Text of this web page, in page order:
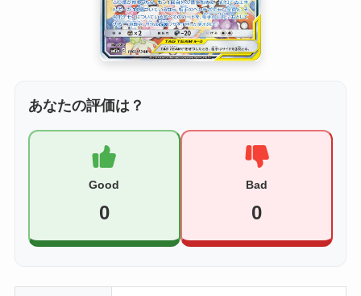
あなたの評価は？
Good
0
Bad
0